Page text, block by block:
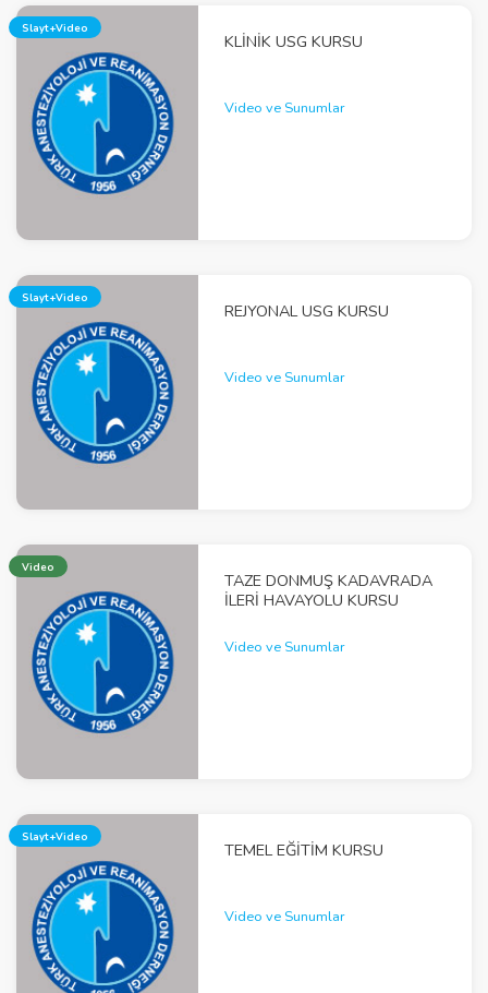
Slayt+Video
KLINIK USG KURSU
Video ve Sunumlar
Slayt+Video
REJYONAL USG KURSU
Video ve Sunumlar
Video
TAZE DONMUŞ KADAVRADA
İLERİ HAVAYOLU KURSU
Video ve Sunumlar
Slayt+Video
TEMEL EĞITIM KURSU
Video ve Sunumlar